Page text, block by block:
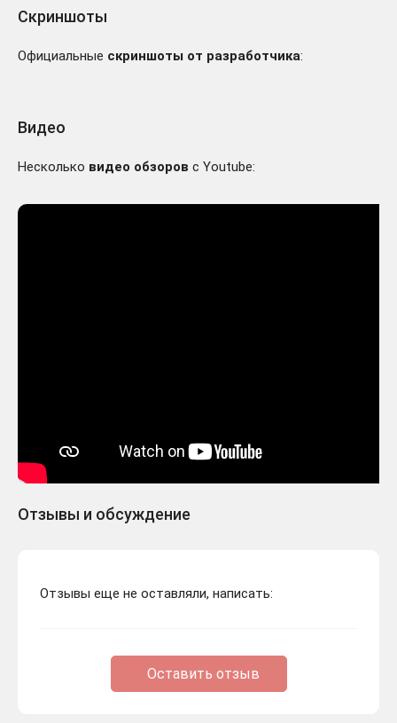
Скриншоты
Официальные скриншоты от разработчика:
Видео
Несколько видео обзоров с Youtube:
Отзывы и обсуждение
Отзывы еще не оставляли, написать:
Оставить отзыв